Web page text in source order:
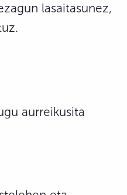
lasaitasunez,
aurreikusita